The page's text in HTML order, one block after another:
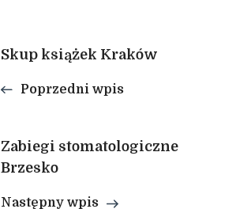
Skup książek Kraków
Poprzedni wpis
Zabiegi stomatologiczne
Brzesko
Następny wpis